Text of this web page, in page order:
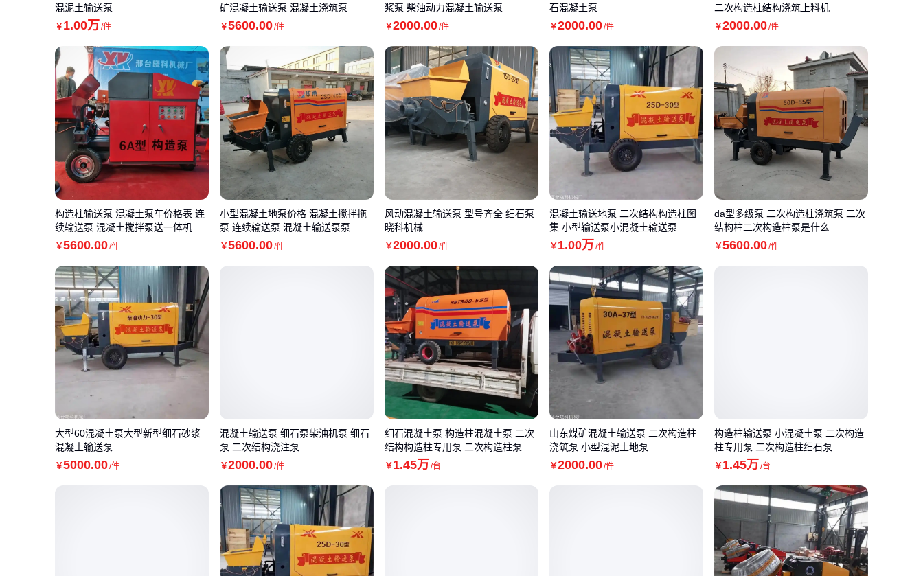
混泥土输送泵
￥ 1.00万 /件
矿混凝土输送泵 混凝土浇筑泵
￥5600.00/件
浆泵 柴油动力混凝土输送泵
￥2000.00/件
石混凝土泵
￥2000.00/件
二次构造柱结构浇筑上料机
￥2000.00/件
构造柱输送泵 混凝土泵车价格表 连
续输送泵 混凝土搅拌泵送一体机
￥5600.00/件
小型混凝土地泵价格 混凝土搅拌拖
泵 连续输送泵 混凝土输送泵泵
￥5600.00/件
风动混凝土输送泵 型号齐全 细石泵
晓科机械
￥2000.00/件
混凝土输送地泵 二次结构构造柱图
集 小型输送泵小混凝土输送泵
￥ 1.00万 /件
da型多级泵 二次构造柱浇筑泵 二次
结构柱二次构造柱泵是什么
￥5600.00/件
大型60混凝土泵大型新型细石砂浆
混凝土输送泵
￥5000.00/件
混凝土输送泵 细石泵柴油机泵 细石
泵 二次结构浇注泵
￥2000.00/件
细石混凝土泵 构造柱混凝土泵 二次
结构构造柱专用泵 二次构造柱泵新
闻
￥ 1.45万 /台
山东煤矿混凝土输送泵 二次构造柱
浇筑泵 小型混泥土地泵
￥2000.00/件
构造柱输送泵 小混凝土泵 二次构造
柱专用泵 二次构造柱细石泵
￥ 1.45万 /台